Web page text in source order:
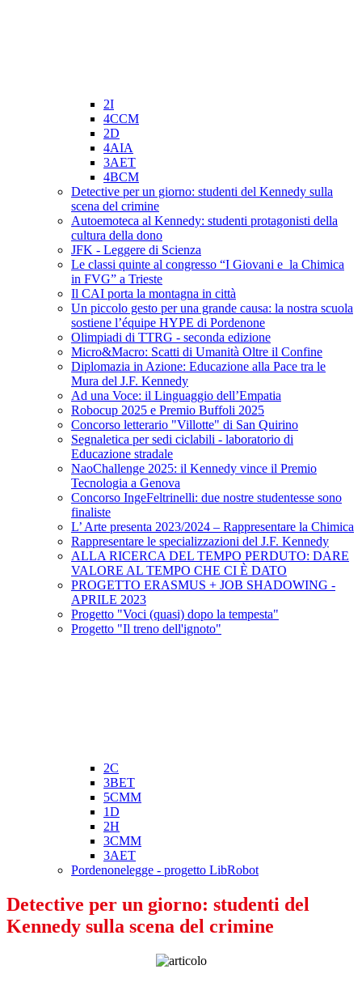
2I
4CCM
2D
4AIA
3AET
4BCM
Detective per un giorno: studenti del Kennedy sulla
scena del crimine
Autoemoteca al Kennedy: studenti protagonisti della
cultura della dono
JFK - Leggere di Scienza
Le classi quinte al congresso “I Giovani e la Chimica
in FVG” a Trieste
Il CAI porta la montagna in città
Un piccolo gesto per una grande causa: la nostra scuola
sostiene l’équipe HYPE di Pordenone
Olimpiadi di TTRG - seconda edizione
Micro&Macro: Scatti di Umanità Oltre il Confine
Diplomazia in Azione: Educazione alla Pace tra le
Mura del J.F. Kennedy
Ad una Voce: il Linguaggio dell’Empatia
Robocup 2025 e Premio Buffoli 2025
Concorso letterario "Villotte" di San Quirino
Segnaletica per sedi ciclabili - laboratorio di
Educazione stradale
NaoChallenge 2025: il Kennedy vince il Premio
Tecnologia a Genova
Concorso IngeFeltrinelli: due nostre studentesse sono
finaliste
L’ Arte presenta 2023/2024 – Rappresentare la Chimica
Rappresentare le specializzazioni del J.F. Kennedy
ALLA RICERCA DEL TEMPO PERDUTO: DARE
VALORE AL TEMPO CHE CI È DATO
PROGETTO ERASMUS + JOB SHADOWING -
APRILE 2023
Progetto "Voci (quasi) dopo la tempesta"
Progetto "Il treno dell'ignoto"
2C
3BET
5CMM
1D
2H
3CMM
3AET
Pordenonelegge - progetto LibRobot
Detective per un giorno: studenti del
Kennedy sulla scena del crimine